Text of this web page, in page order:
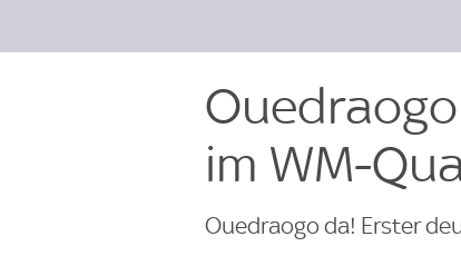
im WM-
Ouedraogo da! Erster